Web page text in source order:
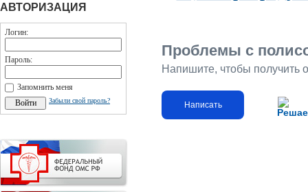
АВТОРИЗАЦИЯ
Логин:
Пароль:
Запомнить меня
Забыли свой пароль?
Проблемы с
Напишите, чтобы получить
Написать